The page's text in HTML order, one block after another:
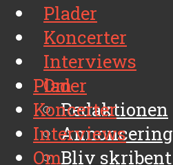
Plader
Koncerter
Interviews
Om
Redaktionen
Annoncering
Bliv skribent
Plader
Koncerter
Interviews
Om